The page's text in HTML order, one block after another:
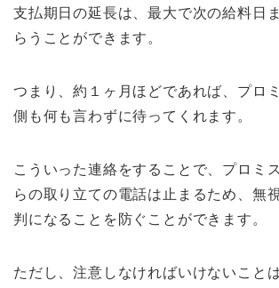
支払期日の延長は、最大で次の給料日
らうことができます。
つまり、約１ヶ月ほどであれば、プロ
側も何も言わずに待ってくれます。
こういった連絡をすることで、プロミ
らの取り立ての電話は止まるため、無
判になることを防ぐことができます。
ただし、注意しなければいけないこと